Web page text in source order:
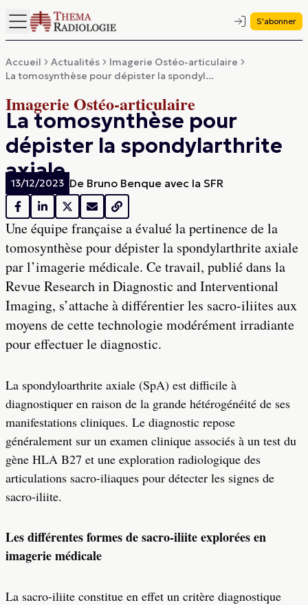
S'abonner
Accueil Actualités
Imagerie Ostéo-articulaire
La tomosynthèse pour dépister la spondyl...
Imagerie Ostéo-articulaire
La tomosynthèse pour
dépister la spondylarthrite
axiale
13/12/2023 De Bruno Benque avec la SFR
Une équipe française a évalué la pertinence de la
tomosynthèse pour dépister la spondylarthrite axiale
par l’imagerie médicale. Ce travail, publié dans la
Revue Research in Diagnostic and Interventional
Imaging, s’attache à différentier les sacro-iliites aux
moyens de cette technologie modérément irradiante
pour effectuer le diagnostic.
La spondyloarthrite axiale (SpA) est difficile à
diagnostiquer en raison de la grande hétérogénéité de ses
manifestations cliniques. Le diagnostic repose
généralement sur un examen clinique associés à un test du
gène HLA B27 et une exploration radiologique des
articulations sacro-iliaques pour détecter les signes de
sacro-iliite.
Les différentes formes de sacro-iliite explorées en
imagerie médicale
La sacro-iliite constitue en effet un critère diagnostique